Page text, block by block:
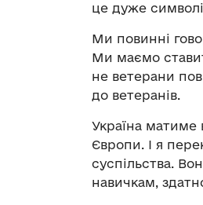
це дуже
Ми повинні
Ми маємо
не ветерани
до ветеранів.
Україна матиме
Європи. І я
суспільства.
навичкам,